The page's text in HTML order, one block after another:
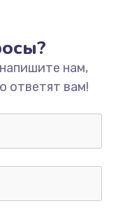
нам,
ответят вам!